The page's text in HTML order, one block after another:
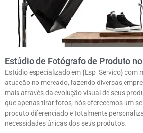
Estúdio de Fotógrafo de Produto
Estúdio especializado em {Esp_Servico} com
atuação no mercado, fazendo diversas
mais através da evolução visual de seus
que apenas tirar fotos, nós oferecemos um
produto diferenciado e totalmente
necessidades únicas dos seus produtos.